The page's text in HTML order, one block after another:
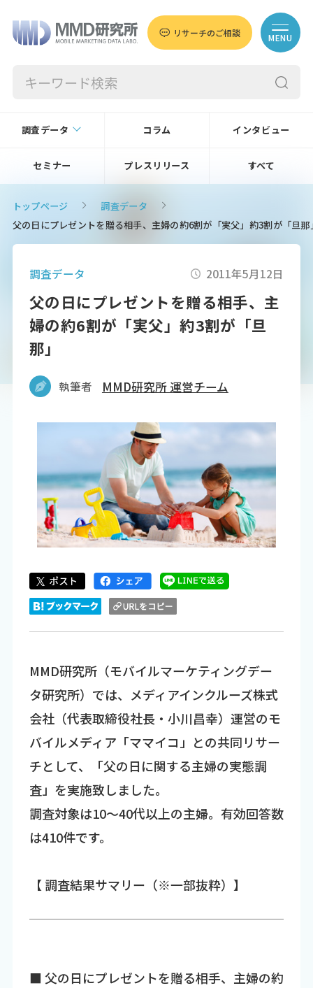
リサーチのご相談 MENU
調査データ コラム インタビュー
セミナー プレスリリース すべて
トップページ
調査データ
父の日にプレゼントを贈る相手、主婦の約6割が「実父」約3割が「旦那
調査データ 2011年5月12日
父の日にプレゼントを贈る相手、主
婦の約6割が「実父」約3割が「旦
那」
執筆者 MMD研究所 運営チーム
MMD研究所（モバイルマーケティングデー
タ研究所）では、メディアインクルーズ株式
会社（代表取締役社長・小川昌幸）運営のモ
バイルメディア「ママイコ」との共同リサー
チとして、「父の日に関する主婦の実態調
査」を実施致しました。
調査対象は10～40代以上の主婦。有効回答数
は410件です。
【 調査結果サマリー（※一部抜粋）】
■ 父の日にプレゼントを贈る相手、主婦の約